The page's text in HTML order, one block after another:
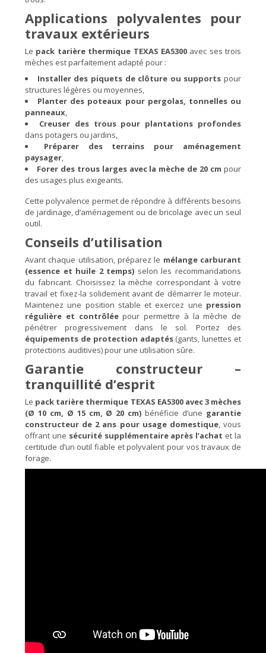
Applications polyvalentes pour
travaux extérieurs
Le pack tarière thermique TEXAS EA5300avec ses trois
mèches est parfaitement adapté pour :
Installer des piquets de clôture ou supports pour
structures légères ou moyennes,
Planter des poteaux pour pergolas, tonnelles ou
panneaux,
Creuser des trous pour plantations profondes
dans potagers ou jardins,
Préparer des terrains pour aménagement
paysager,
Forer des trous larges avec la mèche de 20 cm pour
des usages plus exigeants.
Cette polyvalence permet de répondre à différents besoins
de jardinage, d’aménagement ou de bricolage avec un seul
outil.
Conseils d’utilisation
Avant chaque utilisation, préparez le mélange carburant
(essence et huile 2 temps) selon les recommandations
du fabricant. Choisissez la mèche correspondant à votre
travail et fixez-la solidement avant de démarrer le moteur.
Maintenez une position stable et exercez une pression
régulière et contrôléepour permettre à la mèche de
pénétrer progressivement dans le sol. Portez des
équipements de protection adaptés(gants, lunettes et
protections auditives) pour une utilisation sûre.
Garantie constructeur –
tranquillité d’esprit
Le pack tarière thermique TEXAS EA5300 avec 3 mèches
(Ø 10 cm, Ø 15 cm, Ø 20 cm) bénéficie d’une garantie
constructeur de 2 ans pour usage domestique, vous
offrant une sécurité supplémentaire après l’achat et la
certitude d’un outil fiable et polyvalent pour vos travaux de
forage.